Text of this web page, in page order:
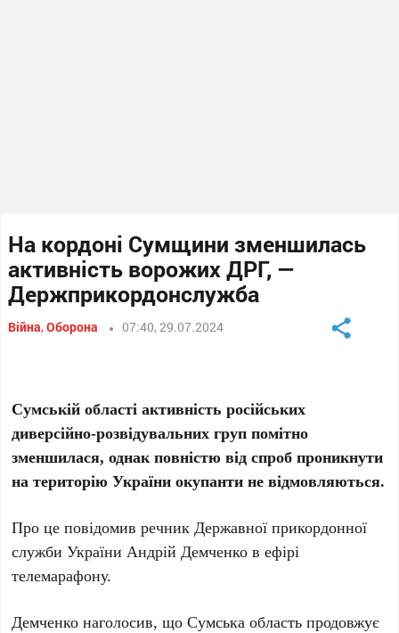
На кордоні Сумщини зменшилась
активність ворожих ДРГ, —
Держприкордонслужба
Війна,Оборона 07:40, 29.07.2024
Сумській області активність російських
диверсійно-розвідувальних груп помітно
зменшилася, однак повністю від спроб проникнути
на територію України окупанти не відмовляються.
Про це повідомив речник Державної прикордонної
служби України Андрій Демченко в ефірі
телемарафону.
Демченко наголосив, що Сумська область продовжує